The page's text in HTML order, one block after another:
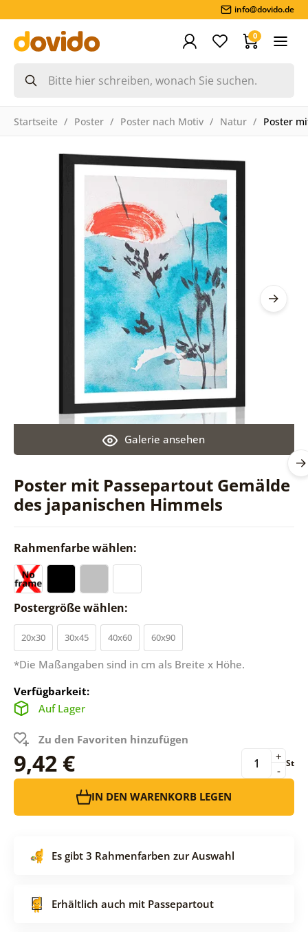
info@dovido.de
0
Startseite Poster Poster nach Motiv Natur Poster
Poster mit Passepartout Gemälde
des japanischen Himmels
Galerie ansehen
Rahmenfarbe wählen:
Postergröße wählen:
20x30 30x45 40x60 60x90
*Die Maßangaben sind in cm als Breite x Höhe.
Verfügbarkeit:
Auf Lager
Zu den Favoriten hinzufügen
9,42 € -
+ St
IN DEN WARENKORB LEGEN
Es gibt 3 Rahmenfarben zur Auswahl
Erhältlich auch mit Passepartout